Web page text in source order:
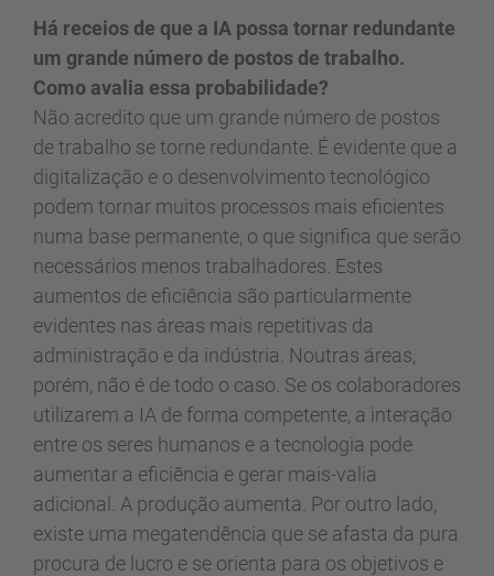
Há receios de que a IA possa tornar redundante
um grande número de postos de trabalho.
Como avalia essa probabilidade?
Não acredito que um grande número de postos
de trabalho se torne redundante. É evidente que a
digitalização e o desenvolvimento tecnológico
podem tornar muitos processos mais eficientes
numa base permanente, o que significa que serão
necessários menos trabalhadores. Estes
aumentos de eficiência são particularmente
evidentes nas áreas mais repetitivas da
administração e da indústria. Noutras áreas,
porém, não é de todo o caso. Se os colaboradores
utilizarem a IA de forma competente, a interação
entre os seres humanos e a tecnologia pode
aumentar a eficiência e gerar mais-valia
adicional. A produção aumenta. Por outro lado,
existe uma megatendência que se afasta da pura
procura de lucro e se orienta para os objetivos e